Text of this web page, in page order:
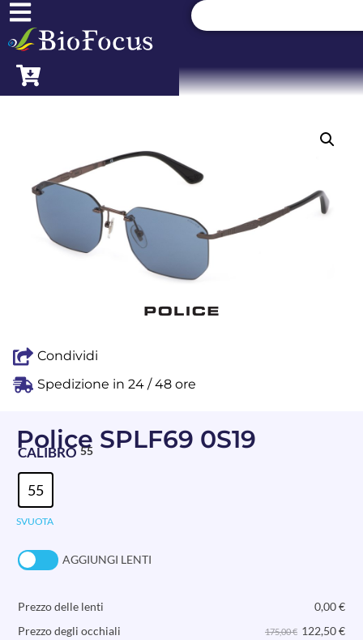
Condividi
Spedizione in 24 / 48 ore
Police SPLF69 0S19
CALIBRO 55
55
SVUOTA
AGGIUNGI LENTI
Prezzo delle lenti 0,00€
Prezzo degli occhiali
175,00 € 122,50€